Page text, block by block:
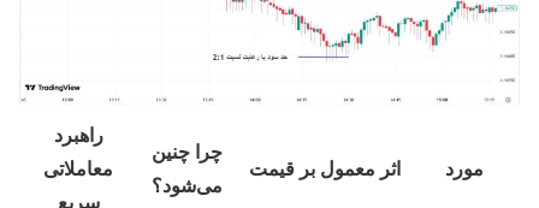
مورد اثر معمول بر قیمت
چرا چنین
می‌شود؟
راهبرد
معاملاتی
سریع